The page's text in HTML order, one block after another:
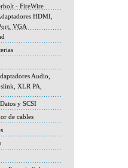
- FireWire
HDMI,
VGA
Audio,
XLR PA,
y SCSI
de cables